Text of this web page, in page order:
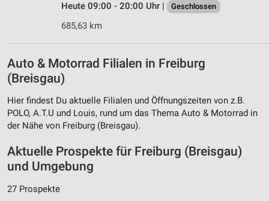
Heute 09:00 - 20:00 Uhr |
Geschlossen
685,63 km
Auto & Motorrad Filialen in Freiburg
(Breisgau)
Hier findest Du aktuelle Filialen und Öffnungszeiten von z.B.
POLO, A.T.U und Louis, rund um das Thema Auto & Motorrad in
der Nähe von Freiburg (Breisgau).
Aktuelle Prospekte für Freiburg (Breisgau)
und Umgebung
27 Prospekte